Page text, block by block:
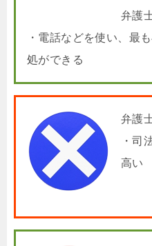
弁護
・電話などを使い、最
処ができる
弁護
・司
高い